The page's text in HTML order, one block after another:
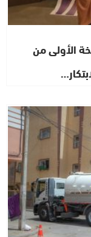
الأولى من